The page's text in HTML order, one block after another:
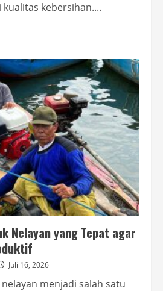
kebersihan....
Nelayan yang Tepat agar
Juli 16, 2026
menjadi salah satu